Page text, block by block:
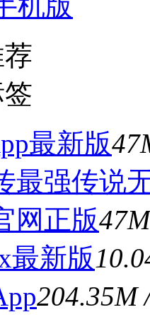
最新版
最强传说
网正版
最新版
204.35M